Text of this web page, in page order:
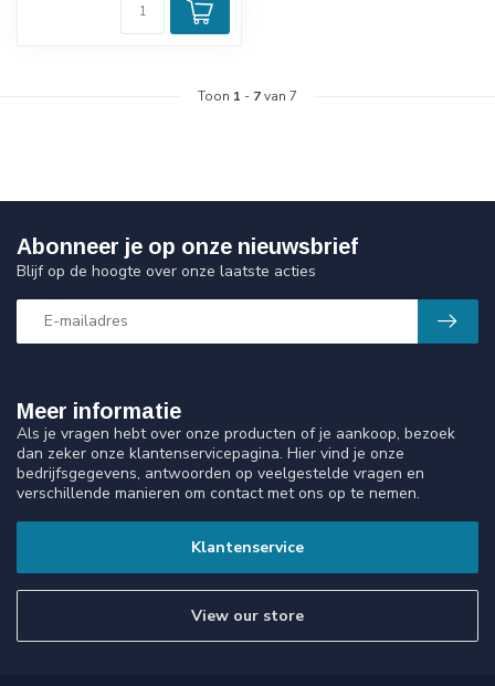
Toon 1 - 7van 7
Meer informatie
Als je vragen hebt over onze producten of je aankoop, bezoek
dan zeker onze klantenservicepagina. Hier vind je onze
bedrijfsgegevens, antwoorden op veelgestelde vragen en
verschillende manieren om contact met ons op te nemen.
Klantenservice
View our store
Abonneer je op onze nieuwsbrief
Blijf op de hoogte over onze laatste acties